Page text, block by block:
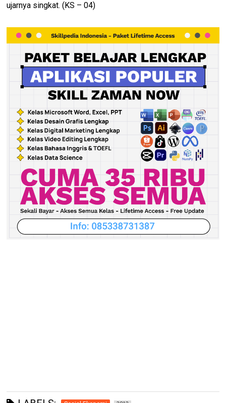
ujarnya singkat. (KS – 04)